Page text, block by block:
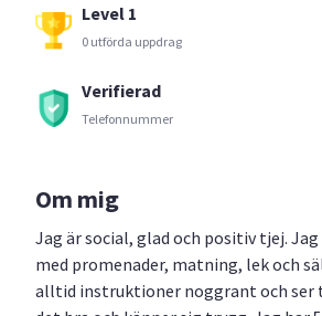
Level 1
0 utförda uppdrag
Verifierad
Telefonnummer
Om mig
Jag är social, glad och positiv tjej.
med promenader, matning, lek och
alltid instruktioner noggrant och ser